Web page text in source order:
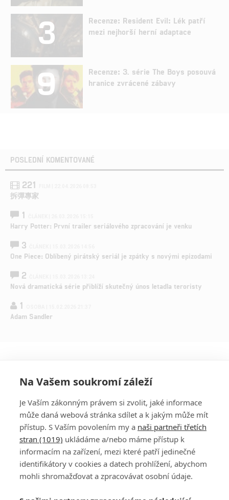
3
Recenze: Resident Evil: Lék patří
mezi nejhorší herní adaptace
9
Recenze: 3. série The Boys posouvá
hranice zvrácené zábavy
POSLEDNÍ KOMENTOVANÉ
221
拆彈專家
1
Harry Potter: První trailer seriálového zpracování je venku
3
One Piece: Oblíbený pirátský seriál je zpátky s novými epizodami
2
Nová dramatická série přiblíží skutečný únos letadla teroristy
1
Adam Sandler
PŘIHLÁSIT
REGISTROVAT
DISKUZE
Na Vašem soukromí záleží
Je Vaším zákonným právem si zvolit, jaké informace
může daná webová stránka sdílet a k jakým může mít
přístup. S Vaším povolením my a naši partneři třetích
stran (1019) ukládáme a/nebo máme přístup k
informacím na zařízení, mezi které patří jedinečné
identifikátory v cookies a datech prohlížení, abychom
mohli shromažďovat a zpracovávat osobní údaje.